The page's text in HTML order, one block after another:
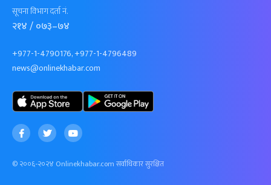
सूचना विभाग दर्ता नं.
२१४ / ०७३–७४
+977-1-4790176, +977-1-4796489
news@onlinekhabar.com
© २००६-२०२४ Onlinekhabar.com सर्वाधिकार सुरक्षित